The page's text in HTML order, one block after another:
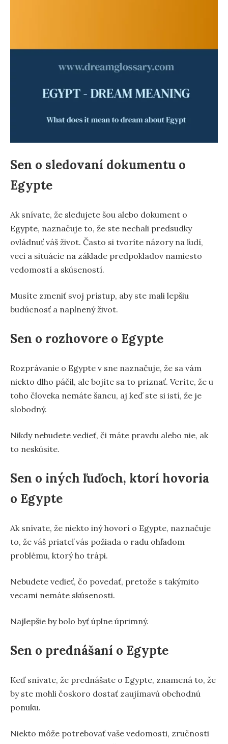
Sen o sledovaní dokumentu o
Egypte
Ak snívate, že sledujete šou alebo dokument o
Egypte, naznačuje to, že ste nechali predsudky
ovládnuť váš život. Často si tvoríte názory na ľudí,
veci a situácie na základe predpokladov namiesto
vedomostí a skúseností.
Musíte zmeniť svoj prístup, aby ste mali lepšiu
budúcnosť a naplnený život.
Sen o rozhovore o Egypte
Rozprávanie o Egypte v sne naznačuje, že sa vám
niekto dlho páčil, ale bojíte sa to priznať. Veríte, že u
toho človeka nemáte šancu, aj keď ste si istí, že je
slobodný.
Nikdy nebudete vedieť, či máte pravdu alebo nie, ak
to neskúsite.
Sen o iných ľuďoch, ktorí hovoria
o Egypte
Ak snívate, že niekto iný hovorí o Egypte, naznačuje
to, že váš priateľ vás požiada o radu ohľadom
problému, ktorý ho trápi.
Nebudete vedieť, čo povedať, pretože s takýmito
vecami nemáte skúsenosti.
Najlepšie by bolo byť úplne úprimný.
Sen o prednášaní o Egypte
Keď snívate, že prednášate o Egypte, znamená to, že
by ste mohli čoskoro dostať zaujímavú obchodnú
ponuku.
Niekto môže potrebovať vaše vedomosti, zručnosti